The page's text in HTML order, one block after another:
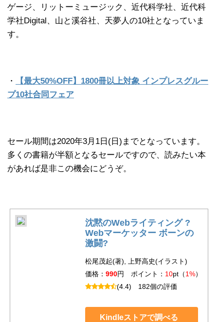
ゲージ、リットーミュージック、近代科学社、近代科
学社Digital、山と溪谷社、天夢人の10社となっていま
す。
・
【最大50%OFF】1800冊以上対象 インプレスグルー
プ10社合同フェア
セール期間は2020年3月1日(日)までとなっています。
多くの書籍が半額となるセールですので、読みたい本
があれば是非この機会にどうぞ。
沈黙のWebライティング ?
Webマーケッター ボーンの
激闘?
松尾茂起(著), 上野高史(イラスト)
価格： 990円 ポイント： 10pt（1%）
(4.4) 182個の評価
Kindleストアで調べる